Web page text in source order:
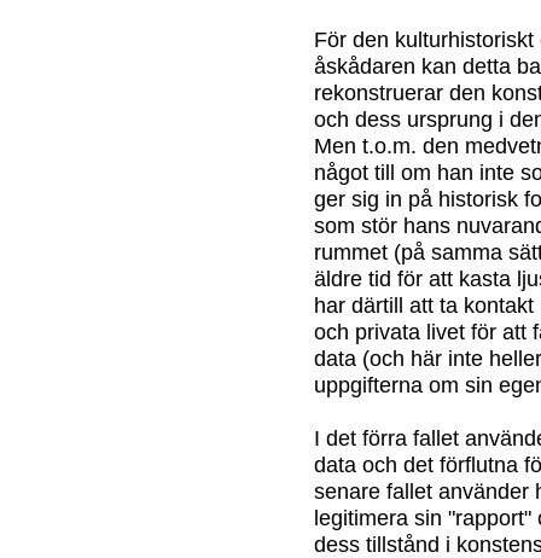
För den
åskådaren kan detta
rekonstruerar den
och dess ursprung i
Men t.o.m. den
något till om han inte
ger sig in på historisk
som stör hans
rummet (på samma
äldre tid för att kasta
har därtill att ta
och privata livet för att
data (och här inte
uppgifterna om sin
I det förra fallet
data och det förflutna
senare fallet använder
legitimera sin
dess tillstånd i